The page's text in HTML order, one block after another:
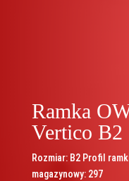
Ramka
Vertico B2
Rozmiar: B2 Profil
magazynowy: 297